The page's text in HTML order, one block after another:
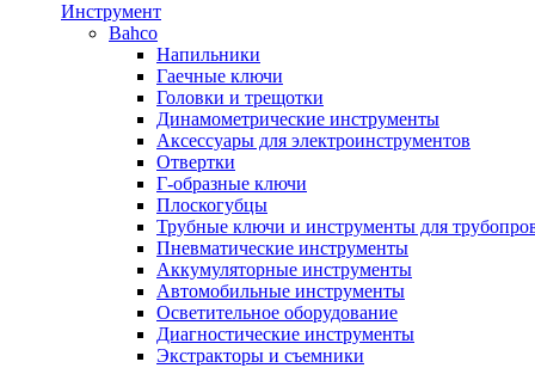
Инструмент
Bahco
Напильники
Гаечные ключи
Головки и трещотки
Динамометрические инструменты
Аксессуары для электроинструментов
Отвертки
Г-образные ключи
Плоскогубцы
Трубные ключи и инструменты для
Пневматические инструменты
Аккумуляторные инструменты
Автомобильные инструменты
Осветительное оборудование
Диагностические инструменты
Экстракторы и съемники